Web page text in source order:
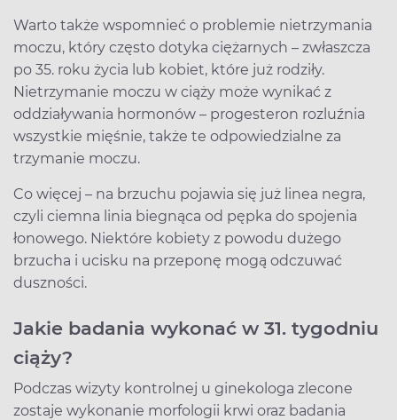
Warto także wspomnieć o problemie nietrzymania
moczu, który często dotyka ciężarnych – zwłaszcza
po 35. roku życia lub kobiet, które już rodziły.
Nietrzymanie moczu w ciąży może wynikać z
oddziaływania hormonów – progesteron rozluźnia
wszystkie mięśnie, także te odpowiedzialne za
trzymanie moczu.
Co więcej – na brzuchu pojawia się już linea negra,
czyli ciemna linia biegnąca od pępka do spojenia
łonowego. Niektóre kobiety z powodu dużego
brzucha i ucisku na przeponę mogą odczuwać
duszności.
Jakie badania wykonać w 31. tygodniu
ciąży?
Podczas wizyty kontrolnej u ginekologa zlecone
zostaje wykonanie morfologii krwi oraz badania